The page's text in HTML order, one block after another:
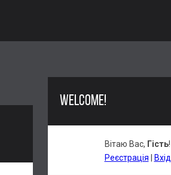
WELCOME!
Вітаю Вас, Гість!
Реєстрація
Вхід